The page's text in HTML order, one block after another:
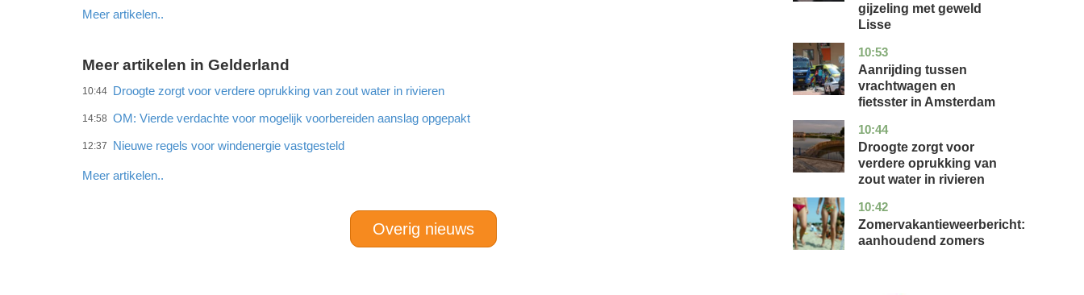
Meer artikelen..
Meer artikelen in Gelderland
10:44 Droogte zorgt voor verdere oprukking van zout water in rivieren
14:58 OM: Vierde verdachte voor mogelijk voorbereiden aanslag opgepakt
12:37 Nieuwe regels voor windenergie vastgesteld
Meer artikelen..
Overig nieuws
gijzeling met geweld
Lisse
10:53
noord-
holland
nieuws
Aanrijding tussen
vrachtwagen en
fietsster in Amsterdam
10:44
gelderland
nieuws
Droogte zorgt voor
verdere oprukking van
zout water in rivieren
10:42
utrecht
nieuws
Zomervakantieweerbericht:
aanhoudend zomers